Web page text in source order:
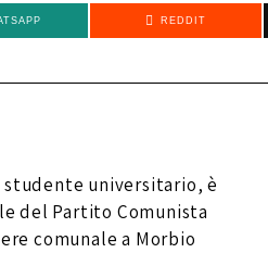
REDDIT
studente universitario, è
del Partito Comunista
comunale a Morbio